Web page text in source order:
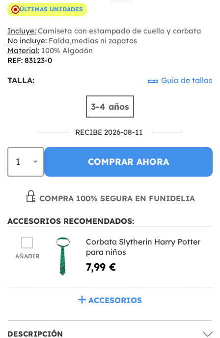
ÚLTIMAS UNIDADES
Incluye: Camiseta con estampado de cuello y corbata
No incluye: Falda,medias ni zapatos
Material: 100% Algodón
REF: 83123-0
TALLA: Guía de tallas
3-4 años
RECIBE 2026-08-11
COMPRAR AHORA
COMPRA 100% SEGURA EN FUNIDELIA
ACCESORIOS RECOMENDADOS:
AÑADIR
Corbata Slytherin Harry Potter
para niños
7,99 €
ACCESORIOS
DESCRIPCIÓN